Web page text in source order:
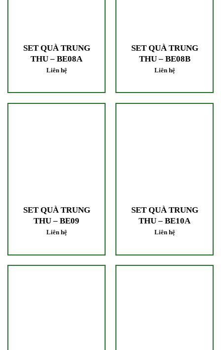
SET QUÀ TRUNG
THU – BE08A
Liên hệ
SET QUÀ TRUNG
THU – BE08B
Liên hệ
SET QUÀ TRUNG
THU – BE09
Liên hệ
SET QUÀ TRUNG
THU – BE10A
Liên hệ